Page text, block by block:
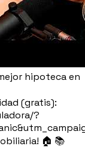
hipoteca en
(gratis):
?
🏠 📚